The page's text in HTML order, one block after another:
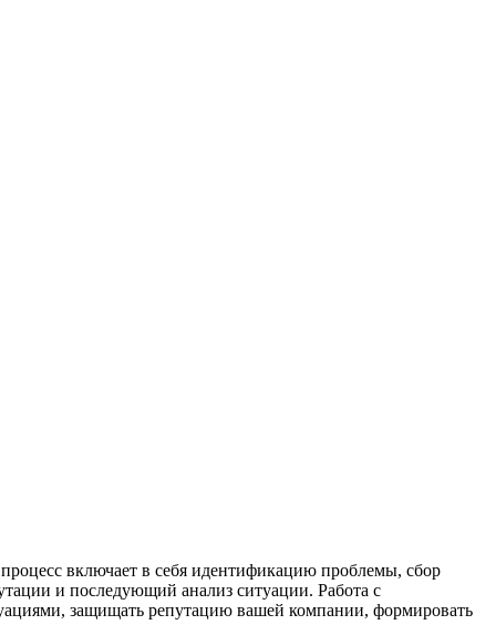
включает в себя идентификацию проблемы, сбор
и последующий анализ ситуации. Работа с
защищать репутацию вашей компании, формировать